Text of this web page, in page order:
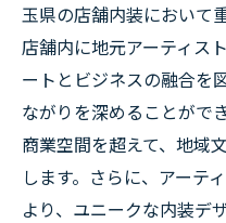
玉県の店舗内装において
店舗内に地元アーティス
ートとビジネスの融合を
ながりを深めることがで
商業空間を超えて、地域
します。さらに、アーテ
より、ユニークな内装デ